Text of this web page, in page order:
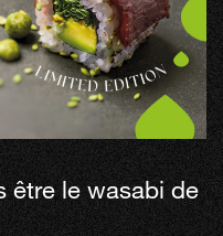
être le wasabi de